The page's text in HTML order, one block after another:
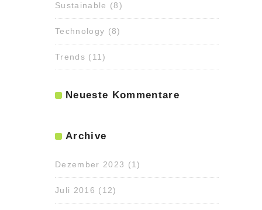
Sustainable (8)
Technology (8)
Trends (11)
Neueste Kommentare
Archive
Dezember 2023 (1)
Juli 2016 (12)